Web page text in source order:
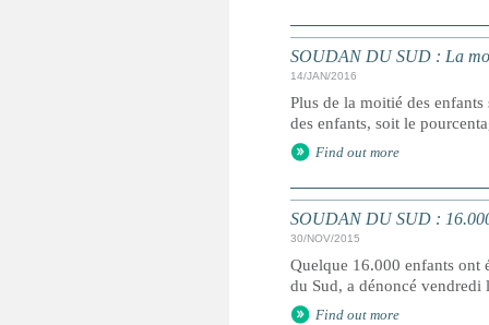
SOUDAN DU SUD : La
14/JAN/2016
Plus de la moitié des
des enfants, soit le
Find out more
SOUDAN DU SUD :
30/NOV/2015
Quelque 16.000 enfants ont
du Sud, a dénoncé
Find out more